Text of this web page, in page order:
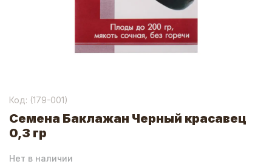
Код: (179-001)
Семена Баклажан Черный красавец
0,3 гр
Нет в наличии